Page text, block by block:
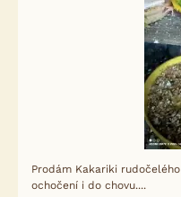
Prodám Kakariki
ochočení i do chovu....